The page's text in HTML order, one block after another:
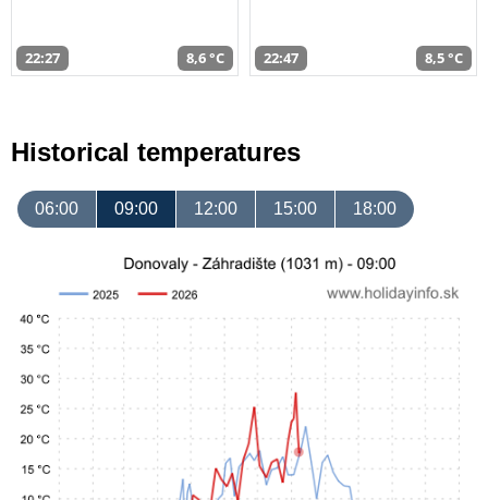
22:27 8,6 °C 22:47 8,5 °C
Historical temperatures
06:00 09:00 12:00 15:00 18:00